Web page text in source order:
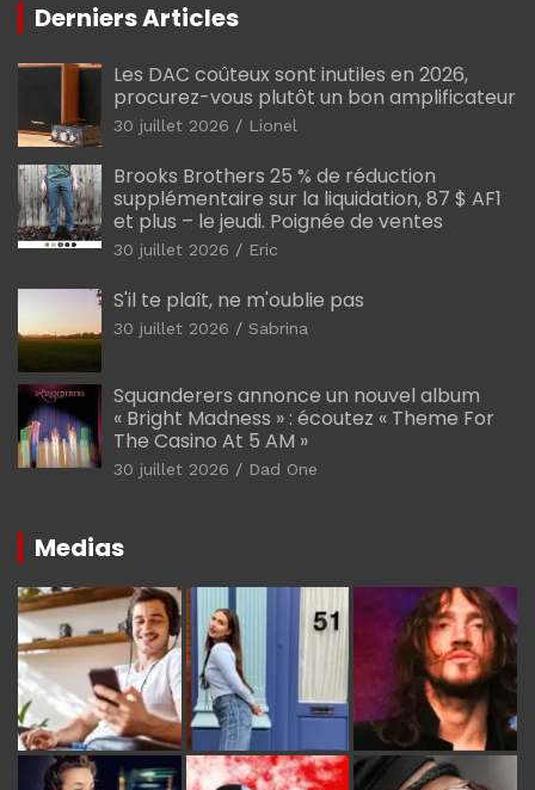
Derniers Articles
Les DAC coûteux sont inutiles en 2026,
procurez-vous plutôt un bon amplificateur
30 juillet 2026 Lionel
Brooks Brothers 25 % de réduction
supplémentaire sur la liquidation, 87 $ AF1
et plus – le jeudi. Poignée de ventes
30 juillet 2026 Eric
S'il te plaît, ne m'oublie pas
30 juillet 2026 Sabrina
Squanderers annonce un nouvel album
« Bright Madness » : écoutez « Theme For
The Casino At 5 AM »
30 juillet 2026 Dad One
Medias